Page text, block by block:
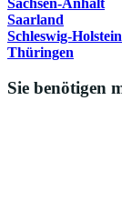
Sachsen-Anhalt
Saarland
Schleswig-Holstein
Thüringen
Sie benötigen